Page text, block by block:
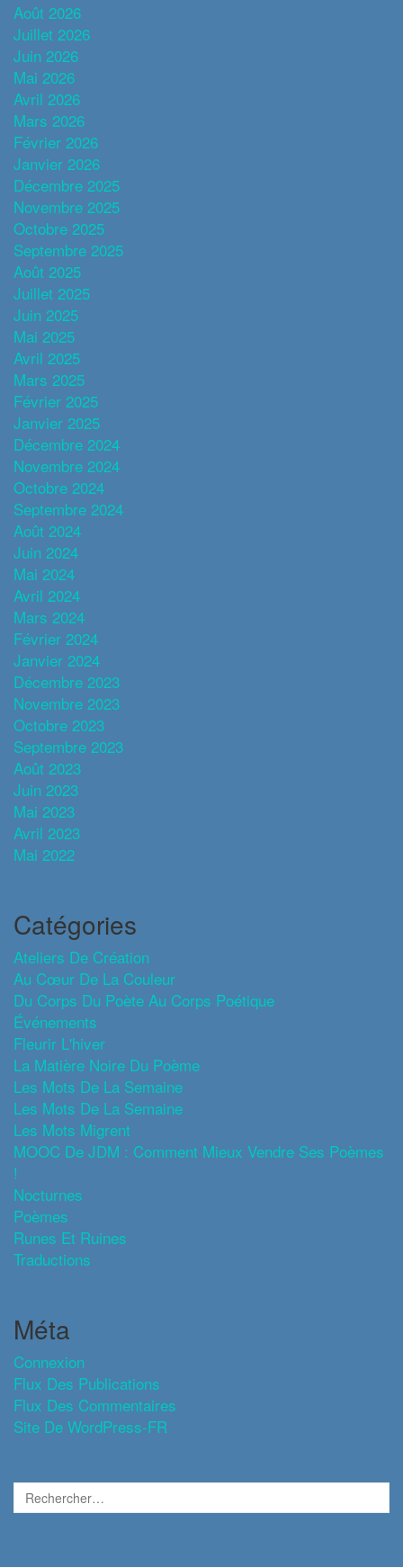
Août 2026
Juillet 2026
Juin 2026
Mai 2026
Avril 2026
Mars 2026
Février 2026
Janvier 2026
Décembre 2025
Novembre 2025
Octobre 2025
Septembre 2025
Août 2025
Juillet 2025
Juin 2025
Mai 2025
Avril 2025
Mars 2025
Février 2025
Janvier 2025
Décembre 2024
Novembre 2024
Octobre 2024
Septembre 2024
Août 2024
Juin 2024
Mai 2024
Avril 2024
Mars 2024
Février 2024
Janvier 2024
Décembre 2023
Novembre 2023
Octobre 2023
Septembre 2023
Août 2023
Juin 2023
Mai 2023
Avril 2023
Mai 2022
Catégories
Ateliers De Création
Au Cœur De La Couleur
Du Corps Du Poète Au Corps Poétique
Événements
Fleurir L'hiver
La Matière Noire Du Poème
Les Mots De La Semaine
Les Mots De La Semaine
Les Mots Migrent
MOOC De JDM : Comment Mieux Vendre Ses Poèmes
!
Nocturnes
Poèmes
Runes Et Ruines
Traductions
Méta
Connexion
Flux Des Publications
Flux Des Commentaires
Site De WordPress-FR